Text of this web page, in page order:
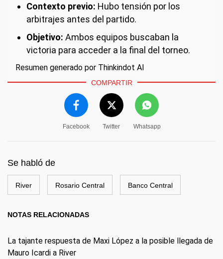
Contexto previo: Hubo tensión por los
arbitrajes antes del partido.
Objetivo: Ambos equipos buscaban la
victoria para acceder a la final del torneo.
Resumen generado por Thinkindot AI
COMPARTIR
Facebook Twitter Whatsapp
Se habló de
River Rosario Central Banco Central
NOTAS RELACIONADAS
La tajante respuesta de Maxi López a la posible llegada de
Mauro Icardi a River